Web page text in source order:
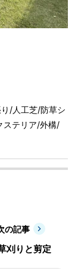
/人工芝/防草シ
ステリア/外構/
の記事
刈りと剪定